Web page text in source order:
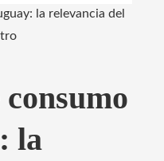
la relevancia del
la